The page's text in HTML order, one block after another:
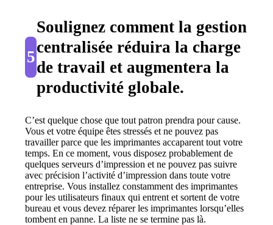
5
Soulignez comment la gestion
centralisée réduira la charge
de travail et augmentera la
productivité globale.
C’est quelque chose que tout patron prendra pour cause.
Vous et votre équipe êtes stressés et ne pouvez pas
travailler parce que les imprimantes accaparent tout votre
temps. En ce moment, vous disposez probablement de
quelques serveurs d’impression et ne pouvez pas suivre
avec précision l’activité d’impression dans toute votre
entreprise. Vous installez constamment des imprimantes
pour les utilisateurs finaux qui entrent et sortent de votre
bureau et vous devez réparer les imprimantes lorsqu’elles
tombent en panne. La liste ne se termine pas là.